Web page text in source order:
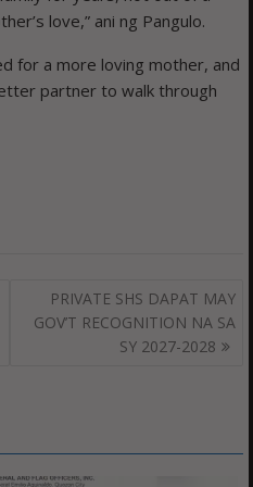
love,” ani ng Pangulo.
for a more loving mother, and
partner to walk through
PRIVATE SHS DAPAT MAY
GOV’T RECOGNITION NA SA
SY 2027-2028